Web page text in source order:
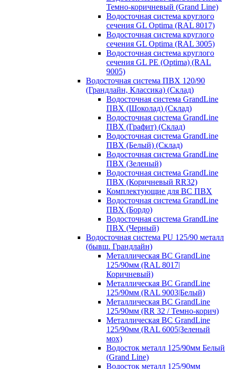
Темно-коричневый (Grand Line)
Водосточная система круглого
сечения GL Optima (RAL 8017)
Водосточная система круглого
сечения GL Optima (RAL 3005)
Водосточная система круглого
сечения GL PE (Optima) (RAL
9005)
Водосточная система ПВХ 120/90
(Грандлайн, Классика) (Склад)
Водосточная система GrandLine
ПВХ (Шоколад) (Склад)
Водосточная система GrandLine
ПВХ (Графит) (Склад)
Водосточная система GrandLine
ПВХ (Белый) (Склад)
Водосточная система GrandLine
ПВХ (Зеленый)
Водосточная система GrandLine
ПВХ (Коричневый RR32)
Комплектующие для ВС ПВХ
Водосточная система GrandLine
ПВХ (Бордо)
Водосточная система GrandLine
ПВХ (Черный)
Водосточная система PU 125/90 металл
(бывш. Грандлайн)
Металлическая ВС GrandLine
125/90мм (RAL 8017|
Коричневый)
Металлическая ВС GrandLine
125/90мм (RAL 9003|Белый)
Металлическая ВС GrandLine
125/90мм (RR 32 / Темно-корич)
Металлическая ВС GrandLine
125/90мм (RAL 6005|Зеленый
мох)
Водосток металл 125/90мм Белый
(Grand Line)
Водосток металл 125/90мм